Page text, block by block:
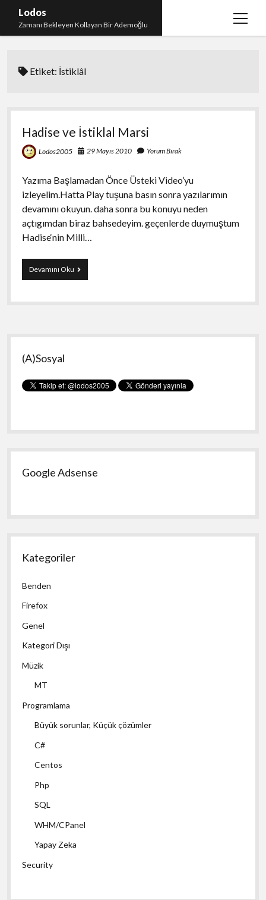
Lodos
Zamanı Bekleyen Kollayan Bir Ademoğlu
menüyü
test
Etiket: İstiklâl
Hadise ve İstiklal Marsi
Lodos2005 29 Mayıs 2010 Yorum Bırak
Yazıma Başlamadan Önce Üsteki Video’yu
izleyelim.Hatta Play tuşuna basın sonra yazılarımın
devamını okuyun. daha sonra bu konuyu neden
açtıgımdan biraz bahsedeyim. geçenlerde duymuştum
Hadise‘nin Milli…
Devamını OkuHadise
ve
Marsi
Yan
Menü
(A)Sosyal
Google Adsense
Kategoriler
Benden
Firefox
Genel
Kategori Dışı
Müzik
MT
Programlama
Büyük sorunlar, Küçük çözümler
C#
Centos
Php
SQL
WHM/CPanel
Yapay Zeka
Security